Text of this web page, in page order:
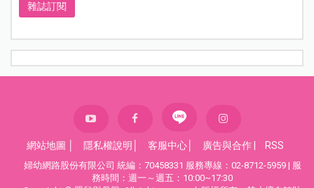
雜誌訂閱
網站地圖 隱私權說明 客服中心 廣告與合作 RSS
婦幼網路股份有限公司 統編：70458331 服務專線：02-8712-5959 | 服
務時間：週一～週五：10:00~17:30